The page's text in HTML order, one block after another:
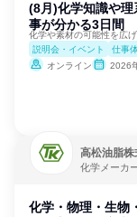
(8月)化学知識や
事が分かる3日間
化学や素材の可能性を広
説明会・イベント
仕事
オンライン
2026
高松油脂株
化学メーカ
化学・物理・生物